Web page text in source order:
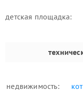
детская площадка:
недвижимость: